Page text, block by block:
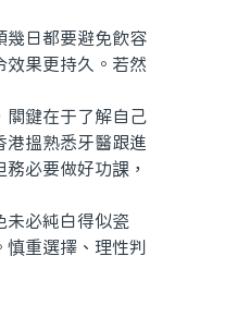
日都要避免飲容
效果更持久。若然
鍵在于了解自己
港搵熟悉牙醫跟進
必要做好功課，
必純白得似瓷
重選擇、理性判